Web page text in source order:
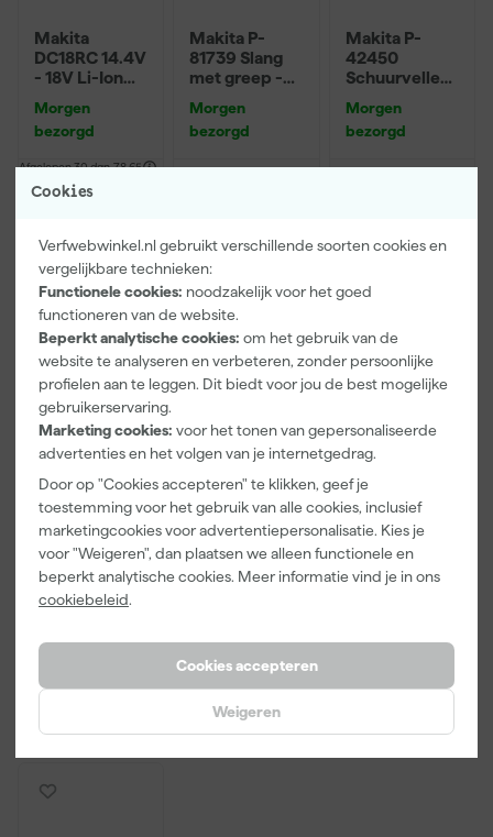
Cookies
Verfwebwinkel.nl gebruikt verschillende soorten cookies en
vergelijkbare technieken:
Functionele cookies: noodzakelijk voor het goed
functioneren van de website.
Beperkt analytische cookies: om het gebruik van de
website te analyseren en verbeteren, zonder persoonlijke
profielen aan te leggen. Dit biedt voor jou de best mogelijke
gebruikerservaring.
Marketing cookies: voor het tonen van gepersonaliseerde
advertenties en het volgen van je internetgedrag.
Door op "Cookies accepteren" te klikken, geef je
toestemming voor het gebruik van alle cookies, inclusief
marketingcookies voor advertentiepersonalisatie. Kies je
voor "Weigeren", dan plaatsen we alleen functionele en
beperkt analytische cookies. Meer informatie vind je in ons
cookiebeleid.
Cookies accepteren
Weigeren
Makita
DC18RC 14.4V
- 18V Li-Ion
snellader met
actieve
Morgen
bezorgd
Afgelopen 30 dgn 78,65
-42%
incl. BTW
Makita P-
81739 Slang
met greep -
3500mm voor
VC2512L /
Morgen
bezorgd
incl. BTW
Makita P-
42450
Schuurvellen
K120 - Hout
(50st)
Morgen
bezorgd
incl. BTW
Makita P-
42575
Schuurvellen
- 114 x 102 x
K240 (50st)
Morgen
bezorgd
Makita
821550-0
Mbox
opbergkoffer
70,19
Makita
821551-8
Mbox
opbergkoffer
Morgen